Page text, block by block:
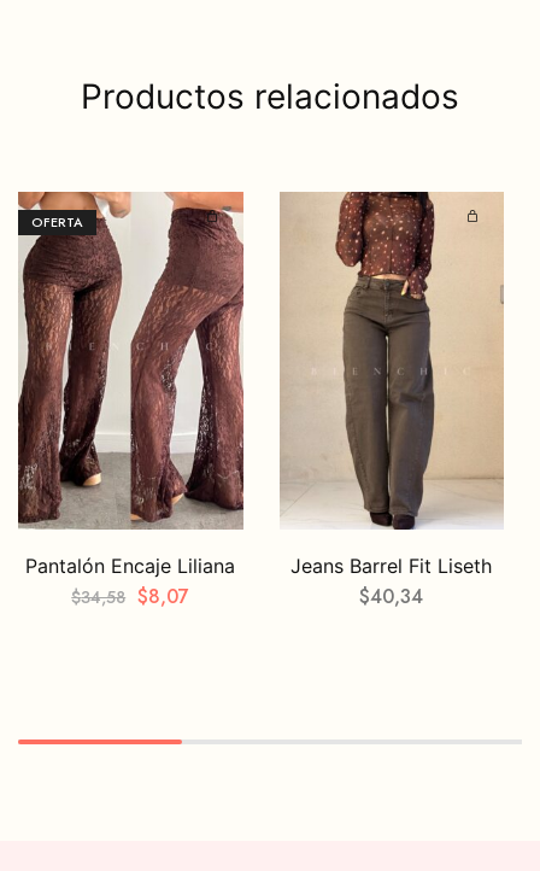
Productos relacionados
OFERTA
Pantalón Encaje Liliana
$34,58 $8,07
Jeans Barrel Fit Liseth
$40,34